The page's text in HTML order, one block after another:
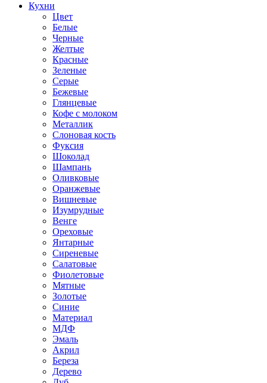
Кухни
Цвет
Белые
Черные
Желтые
Красные
Зеленые
Серые
Бежевые
Глянцевые
Кофе с молоком
Металлик
Слоновая кость
Фуксия
Шоколад
Шампань
Оливковые
Оранжевые
Вишневые
Изумрудные
Венге
Ореховые
Янтарные
Сиреневые
Салатовые
Фиолетовые
Мятные
Золотые
Синие
Материал
МДФ
Эмаль
Акрил
Береза
Дерево